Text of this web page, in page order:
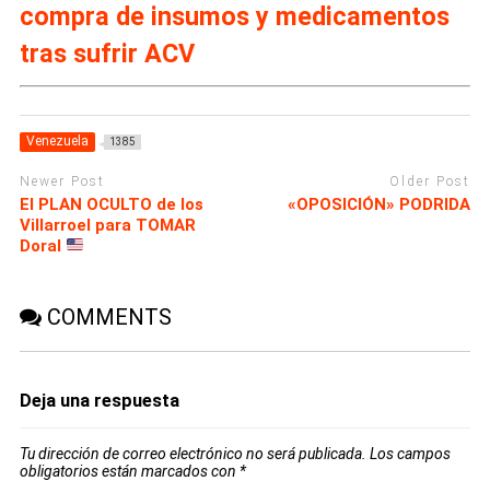
compra de insumos y medicamentos
tras sufrir ACV
Venezuela 1385
Newer Post
El PLAN OCULTO de los
Villarroel para TOMAR
Doral
Older Post
«OPOSICIÓN» PODRIDA
COMMENTS
Deja una respuesta
Tu dirección de correo electrónico no será publicada. Los campos
obligatorios están marcados con *